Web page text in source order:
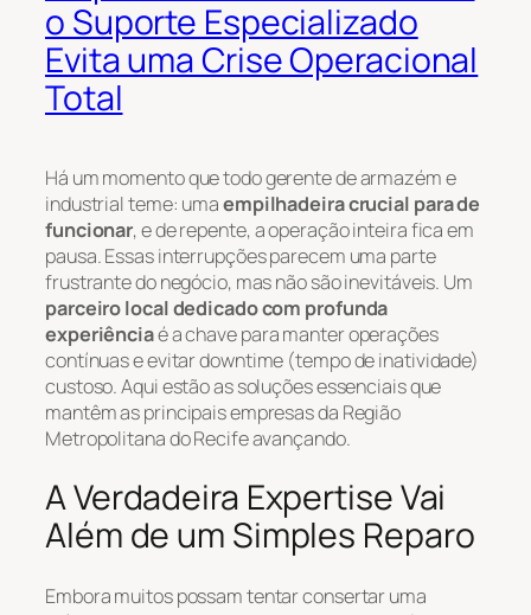
o Suporte Especializado
Evita uma Crise Operacional
Total
Há um momento que todo gerente de armazém e
industrial teme: umaempilhadeira crucial para de
funcionar, e de repente, a operação inteira fica em
pausa. Essas interrupções parecem uma parte
frustrante do negócio, mas não são inevitáveis. Um
parceiro local dedicado com profunda
experiênciaé a chave para manter operações
contínuas e evitardowntime (tempo de inatividade)
custoso. Aqui estão as soluções essenciais que
mantêm as principais empresas da Região
Metropolitana do Recife avançando.
A Verdadeira Expertise Vai
Além de um Simples Reparo
Embora muitos possam tentar consertar uma